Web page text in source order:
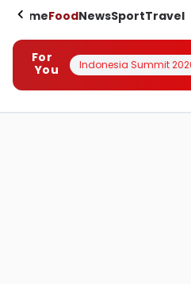
HomeFoodNewsSportTravel
For
You
Indonesia Summit